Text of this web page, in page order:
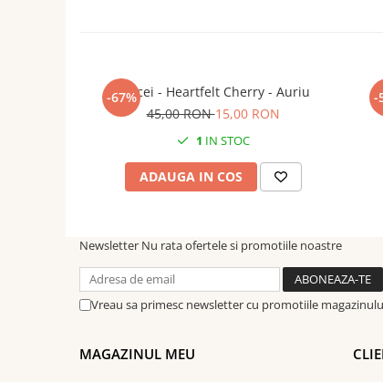
-67%
Cercei - Heartfelt Cherry - Auriu
45,00 RON15,00 RON
1 IN STOC
ADAUGA IN COS
-
Newsletter Nu rata ofertele si promotiile noastre
Vreau sa primesc newsletter cu promotiile
MAGAZINUL MEU